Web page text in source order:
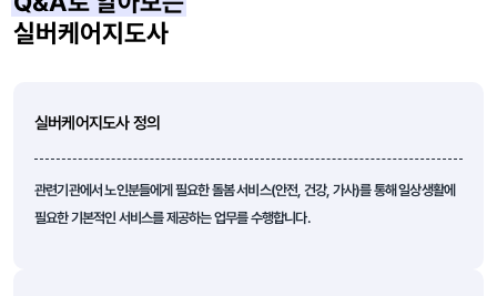
실버케어지도사
실버케어지도사 정의
관련기관에서 노인분들에게 필요한 돌봄 서비스(안전, 건강, 가사)를 통해 일상생활에
필요한 기본적인 서비스를 제공하는 업무를 수행합니다.